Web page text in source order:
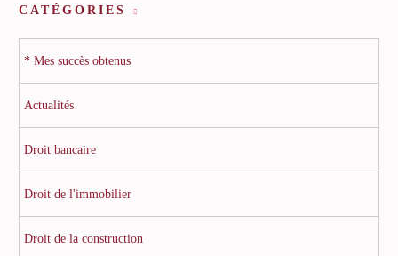
CATÉGORIES
* Mes succès obtenus
Actualités
Droit bancaire
Droit de l'immobilier
Droit de la construction